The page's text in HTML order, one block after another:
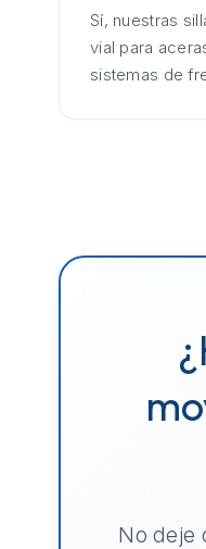
Sí, nuestras
vial para
sistemas de
No deje